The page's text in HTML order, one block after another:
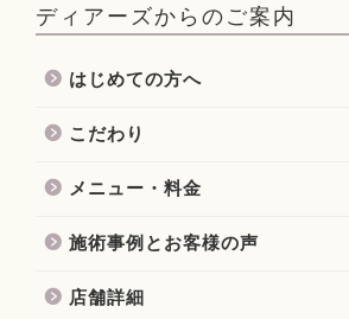
ディアーズからのご案内
はじめての方へ
こだわり
メニュー・料金
施術事例とお客様の声
店舗詳細